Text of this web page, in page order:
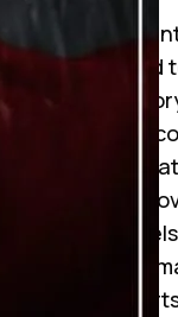
Step
novel
ignite